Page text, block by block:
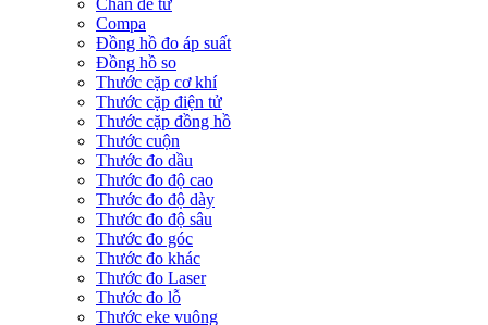
Chân đế từ
Compa
Đồng hồ đo áp suất
Đồng hồ so
Thước cặp cơ khí
Thước cặp điện tử
Thước cặp đồng hồ
Thước cuộn
Thước đo dầu
Thước đo độ cao
Thước đo độ dày
Thước đo độ sâu
Thước đo góc
Thước đo khác
Thước đo Laser
Thước đo lỗ
Thước eke vuông